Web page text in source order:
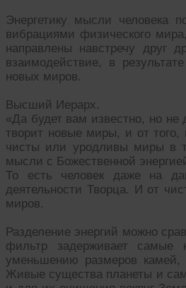
Энергетику мысли человека
вибрациями физического
направлены навстречу друг
взаимодействие, в
новых миров.
Высший Иерарх.
«Да будет вам известно, но
творит новые миры, и от того,
чисты или уродливы миры в
мысли с Божественной
То есть человек даже на
деятельности Творца. И от
миров.
Разделение энергий можно
фильтр задерживает
уменьшению размеров
Живые существа планеты и